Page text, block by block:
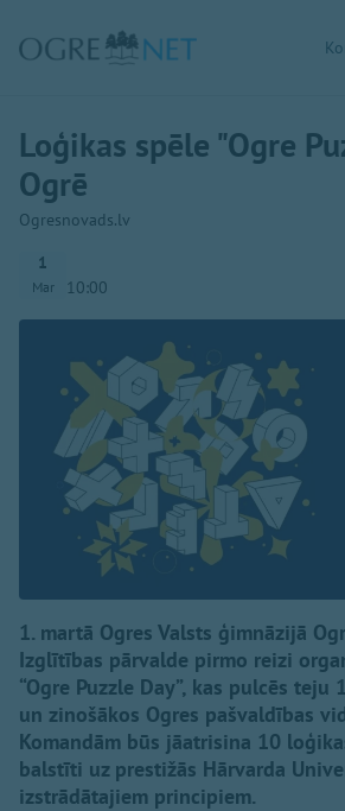
Loģikas spēle "Ogre
Ogrē
Ogresnovads.lv
1
Mar 10:00
1. martā Ogres Valsts ģimnāzijā
Izglītības pārvalde pirmo reizi
“Ogre Puzzle Day”, kas pulcēs
un zinošākos Ogres pašvaldības
Komandām būs jāatrisina 10
balstīti uz prestižās Hārvarda
izstrādātajiem principiem.